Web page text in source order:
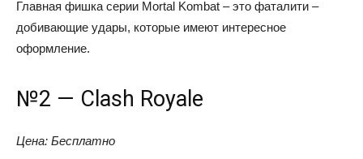
Главная фишка серии Mortal Kombat – это фаталити –
добивающие удары, которые имеют интересное
оформление.
№2 — Clash Royale
Цена: Бесплатно